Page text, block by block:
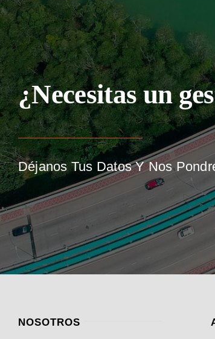
¿Necesitas un
Déjanos Tus Datos Y Nos
NOSOTROS